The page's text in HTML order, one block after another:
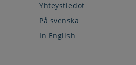
Yhteystiedot
På svenska
In English